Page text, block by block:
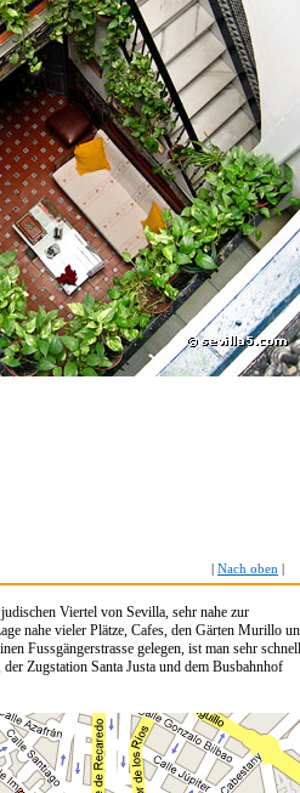
Nach oben
Viertel von Sevilla, sehr nahe zur
nahe vieler Plätze, Cafes, den Gärten Murillo
Fussgängerstrasse gelegen, ist man sehr schnell
Zugstation Santa Justa und dem Busbahnhof